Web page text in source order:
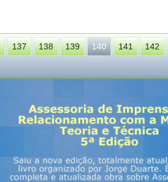
137 138 139 140 141 142